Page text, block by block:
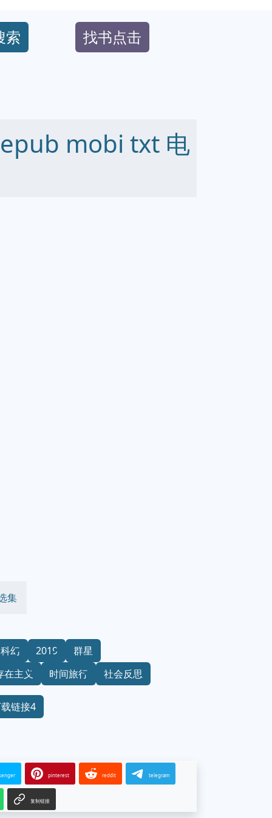
索 找书点击
mobi txt 电
集
幻 2019
群星
在主义
时间旅行 社会反思
链接4
pinterest reddit telegram
复制链接